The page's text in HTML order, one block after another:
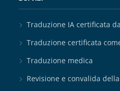
Traduzione IA certificata
Traduzione certificata
Traduzione medica
Revisione e convalida